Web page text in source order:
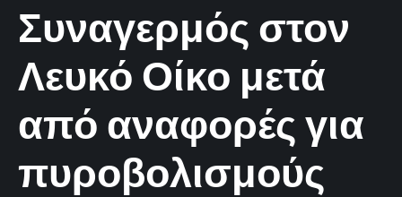
Συναγερμός στον
Λευκό Οίκο μετά
από αναφορές για
πυροβολισμούς